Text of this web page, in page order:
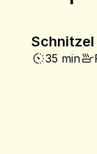
35 min